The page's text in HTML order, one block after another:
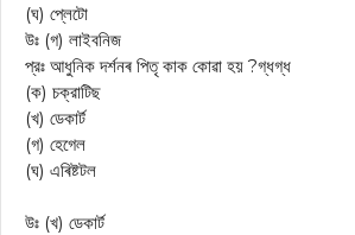
(ঘ) প্লেটো
উঃ (গ) লাইবনিজ
প্রঃ আধুনিক দৰ্শনৰ পিতৃ কাক কোৱা হয় ?গ্ধগ্ধ
(ক) চক্রাটিছ
(খ) ডেকার্ট
(গ) হেগেল
(ঘ) এৰিষ্টটল
উঃ (খ) ডেকার্ট